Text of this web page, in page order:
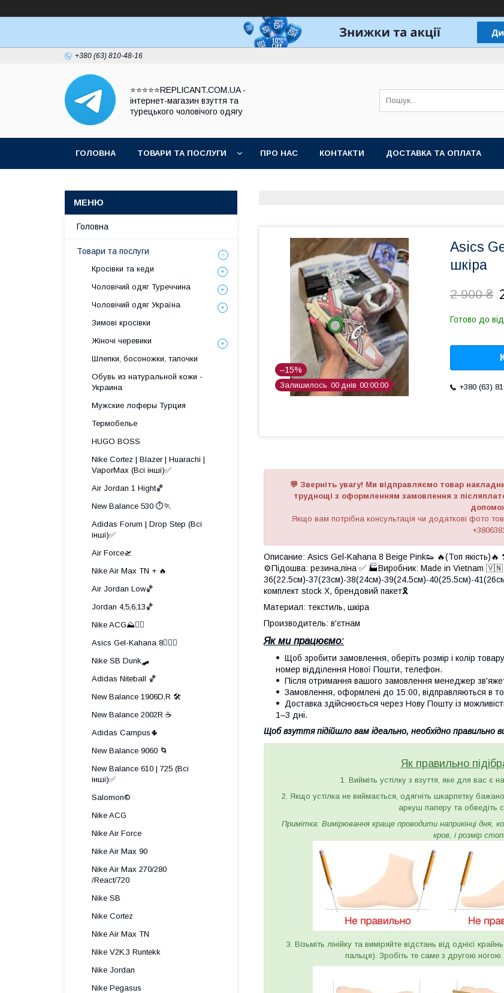
+380 (63) 810-48-16
⭐⭐⭐⭐⭐REPLICANT.COM.UA -
інтернет-магазин взуття та
турецького чоловічого одягу
ГОЛОВНА ТОВАРИ ТА ПОСЛУГИ ПРО НАС КОНТАКТИ ДОСТАВКА ТА ОПЛАТА
–15%
Залишилось 00 днів 00 00 00
Asics
шкіра
2 900 ₴
Готово до
+380 (63)
💬 Зверніть увагу! Ми відправляємо товар
труднощі з оформленням замовлення з
Якщо вам потрібна консультація чи додаткові фото
Описание: Asics Gel-Kahana 8 Beige Pink👟 🔥(Топ якість)🔥
⚙️Підошва: резина,піна ✅ 🏭Виробник: Made in Vietnam 🇻🇳
36(22.5см)-37(23см)-38(24см)-39(24.5см)-40(25.5см)-
комплект stock X, брендовий пакет🎗️
Материал: текстиль, шкіра
Производитель: в'єтнам
Як ми працюємо:
Щоб зробити замовлення, оберіть розмір і колір
номер відділення Нової Пошти, телефон.
Після отримання вашого замовлення менеджер
Замовлення, оформлені до 15:00, відправляються в
Доставка здійснюється через Нову Пошту із
1–3 дні.
Щоб взуття підійшло вам ідеально, необхідно правильно
Як правильно
1. Вийміть устілку з взуття, яке для вас є
2. Якщо устілка не виймається, одягніть шкарпетку
аркуш паперу та обведіть
Примітка: Вимірювання краще проводити наприкінці дня,
кров, і розмір
3. Візьміть лінійку та виміряйте відстань від однієї
пальця). Зробіть те саме з другою ногою.
Головна
Товари та послуги
Кросівки та кеди
Чоловічий одяг Туреччина
Чоловічий одяг Україна
Зимові кросівки
Жіночі черевики
Шлепки, босоножки, тапочки
Обувь из натуральной кожи -
Украина
Мужские лоферы Турция
Термобелье
HUGO BOSS
Nike Cortez | Blazer | Huarachi |
VaporMax (Всі інші)✅
Air Jordan 1 Hight🏀
New Balance 530 ⏱️🏃
Adidas Forum | Drop Step (Всі
інші)✅
Air Force🛫
Nike Air Max TN + 🔥
Air Jordan Low🏀
Jordan 4,5,6,13🏀
Nike ACG⛰️🧗‍♀️
Asics Gel-Kahana 8🏃🏼‍♂️
Nike SB Dunk🛹
Adidas Niteball 🏀
New Balance 1906D,R 🛠️
New Balance 2002R ☕
Adidas Campus🌵
New Balance 9060 🌀
New Balance 610 | 725 (Всі
інші)✅
Salomon©️
Nike ACG
Nike Air Force
Nike Air Max 90
Nike Air Max 270/280
/React/720
Nike SB
Nike Cortez
Nike Air Max TN
Nike V2K.3 Runtekk
Nike Jordan
Nike Pegasus